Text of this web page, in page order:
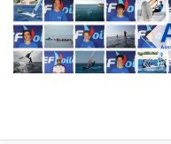
Aller
contenu